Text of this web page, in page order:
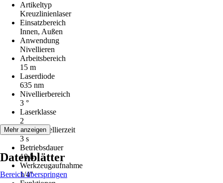
Artikeltyp
Kreuzlinienlaser
Einsatzbereich
Innen, Außen
Anwendung
Nivellieren
Arbeitsbereich
15 m
Laserdiode
635 nm
Nivellierbereich
3 °
Laserklasse
2
Selbstnivellierzeit
3 s
Betriebsdauer
10 h
Werkzeugaufnahme
1/4"
Mehr anzeigen
Datenblätter
Bereich überspringen